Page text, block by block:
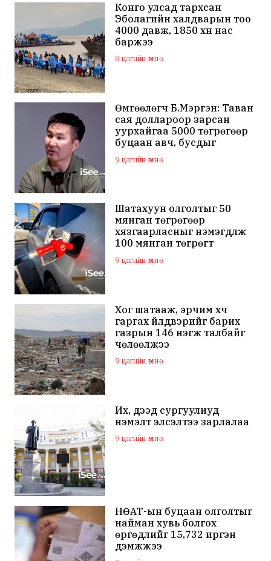
Конго улсад тархсан
Эболагийн халдварын тоо
4000 давж, 1850 хүн нас
баржээ
8 цагийн өмнө
Өмгөөлөгч Б.Мэргэн: Таван
сая доллароор зарсан
уурхайгаа 5000 төгрөгөөр
буцаан авч, бусдыг
залилсан Ө.Ганзоригийн
өмгөөлөгч ёс зүйгүйгээр
9 цагийн өмнө
Шатахуун олголтыг 50
мянган төгрөгөөр
хязгаарласныг нэмэгдүүлж
100 мянган төгрөгт
хүргэхээр судалж байна
9 цагийн өмнө
Хог шатааж, эрчим хүч
гаргах үйлдвэрийг барих
газрын 146 нэгж талбайг
чөлөөлжээ
9 цагийн өмнө
Их, дээд сургуулиуд
нэмэлт элсэлтээ зарлалаа
9 цагийн өмнө
НӨАТ-ын буцаан олголтыг
найман хувь болгох
өргөдлийг 15,732 иргэн
дэмжжээ